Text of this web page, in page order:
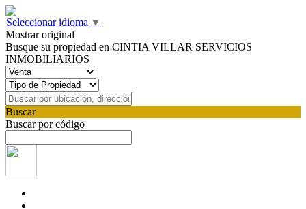
Seleccionar idioma ▼
Mostrar original
Busque su propiedad en CINTIA VILLAR SERVICIOS
INMOBILIARIOS
Buscar
Buscar por código